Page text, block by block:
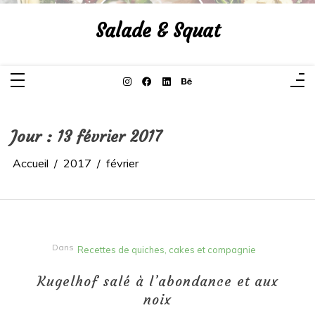
Aller
Salade & Squat
Jour : 13 février 2017
Accueil 2017 février
Dans Recettes de quiches, cakes et compagnie
Kugelhof salé à l’abondance et aux
noix